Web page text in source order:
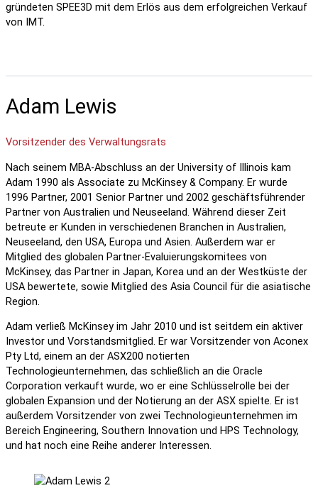
gründeten SPEE3D mit dem Erlös aus dem erfolgreichen Verkauf
von IMT.
Adam Lewis
Vorsitzender des Verwaltungsrats
Nach seinem MBA-Abschluss an der University of Illinois kam
Adam 1990 als Associate zu McKinsey & Company. Er wurde
1996 Partner, 2001 Senior Partner und 2002 geschäftsführender
Partner von Australien und Neuseeland. Während dieser Zeit
betreute er Kunden in verschiedenen Branchen in Australien,
Neuseeland, den USA, Europa und Asien. Außerdem war er
Mitglied des globalen Partner-Evaluierungskomitees von
McKinsey, das Partner in Japan, Korea und an der Westküste der
USA bewertete, sowie Mitglied des Asia Council für die asiatische
Region.
Adam verließ McKinsey im Jahr 2010 und ist seitdem ein aktiver
Investor und Vorstandsmitglied. Er war Vorsitzender von Aconex
Pty Ltd, einem an der ASX200 notierten
Technologieunternehmen, das schließlich an die Oracle
Corporation verkauft wurde, wo er eine Schlüsselrolle bei der
globalen Expansion und der Notierung an der ASX spielte. Er ist
außerdem Vorsitzender von zwei Technologieunternehmen im
Bereich Engineering, Southern Innovation und HPS Technology,
und hat noch eine Reihe anderer Interessen.